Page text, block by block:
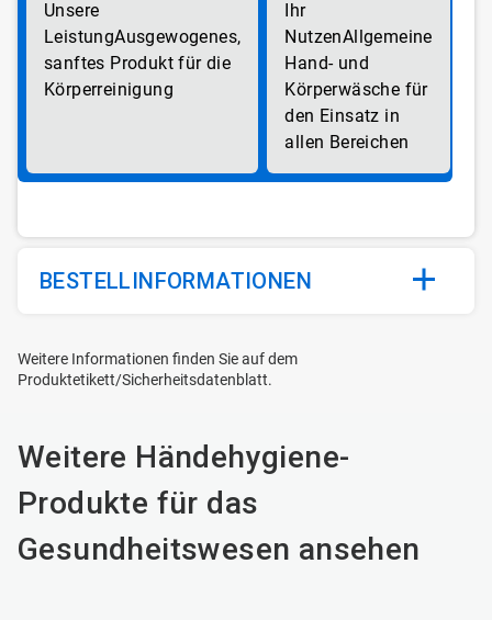
Ausgewogenes,
sanftes Produkt für die
Körperreinigung
Allgemeine
Hand- und
Körperwäsche für
den Einsatz in
allen Bereichen
BESTELLINFORMATIONEN
Weitere Informationen finden Sie auf dem
Produktetikett/Sicherheitsdatenblatt.
Weitere Händehygiene-
Produkte für das
Gesundheitswesen ansehen